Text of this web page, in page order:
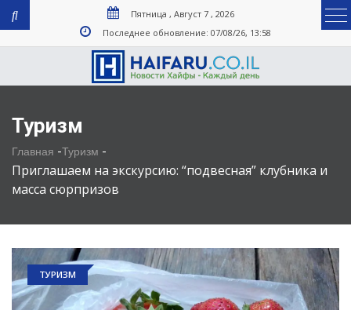
Пятница , Август 7 , 2026
Последнее обновление: 07/08/26, 13:58
Туризм
Главная -Туризм -
Приглашаем на экскурсию: “подвесная” клубника и
масса сюрпризов
ТУРИЗМ